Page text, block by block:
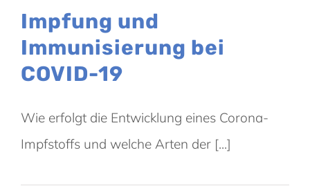
Impfung und
Immunisierung bei
COVID-19
Wie erfolgt die Entwicklung eines Corona-
Impfstoffs und welche Arten der [...]